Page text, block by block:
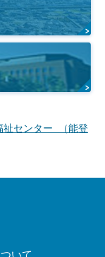
祉センター （能登
いて